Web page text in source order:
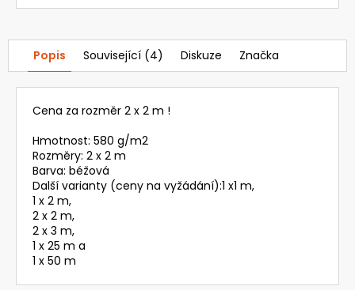
Popis Související (4) Diskuze Značka
Cena za rozměr 2 x 2 m !
Hmotnost: 580 g/m2
Rozměry: 2 x 2 m
Barva: béžová
Další varianty (ceny na vyžádání):1 x1 m,
1 x 2 m,
2 x 2 m,
2 x 3 m,
1 x 25 m a
1 x 50 m